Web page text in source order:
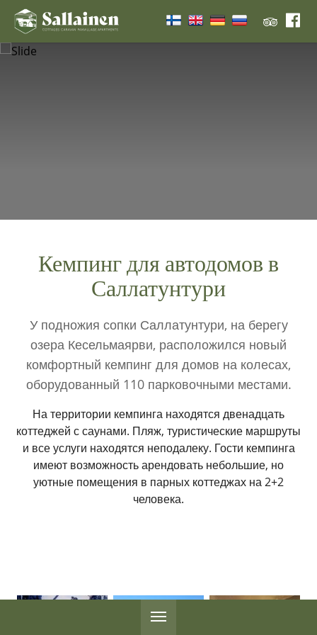
Кемпинг для автодомов в
Саллатунтури
У подножия сопки Саллатунтури, на берегу
озера Кесельмаярви, расположился новый
комфортный кемпинг для домов на колесах,
оборудованный 110 парковочными местами.
На территории кемпинга находятся двенадцать
коттеджей с саунами. Пляж, туристические маршруты
и все услуги находятся неподалеку. Гости кемпинга
имеют возможность арендовать небольшие, но
уютные помещения в парных коттеджах на 2+2
человека.